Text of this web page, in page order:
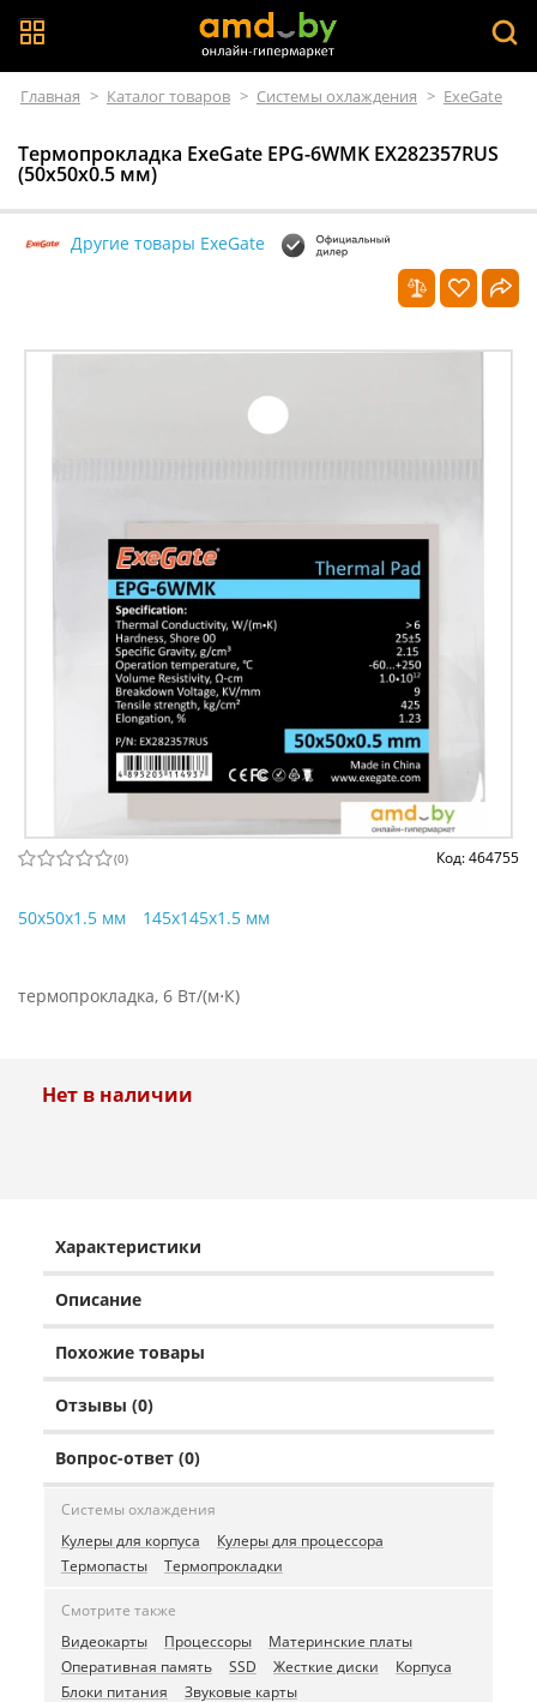
Главная > Каталог товаров > Системы охлаждения > ExeGate
Термопрокладка ExeGate EPG-6WMK EX282357RUS
(50x50x0.5 мм)
Другие товары ExeGate
(0) Код: 464755
50x50x1.5 мм 145x145x1.5 мм
термопрокладка, 6 Вт/(м⋅К)
Нет в наличии
Характеристики
Описание
Похожие товары
Отзывы (0)
Вопрос-ответ (0)
Системы охлаждения
Кулеры для корпуса
Кулеры для процессора
Термопасты
Термопрокладки
Смотрите также
Видеокарты
Процессоры
Материнские платы
Оперативная память
SSD Жесткие диски
Корпуса
Блоки питания
Звуковые карты